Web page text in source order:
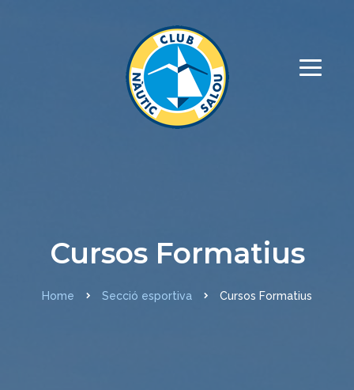
Cursos Formatius
Home Secció esportiva Cursos Formatius